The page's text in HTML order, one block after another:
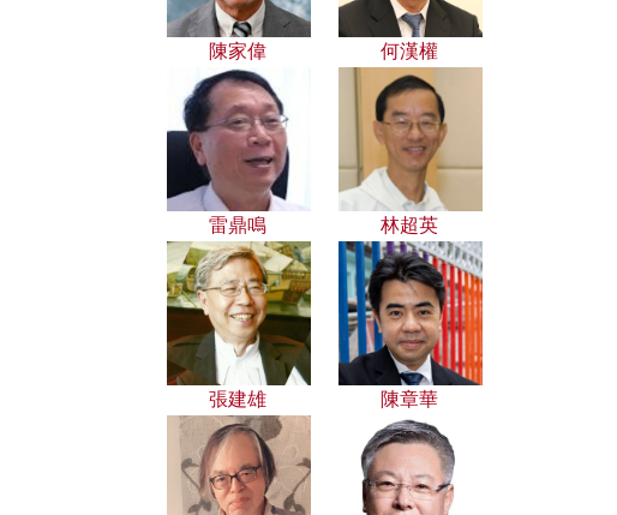
陳家偉 何漢權
雷鼎鳴 林超英
張建雄 陳章華